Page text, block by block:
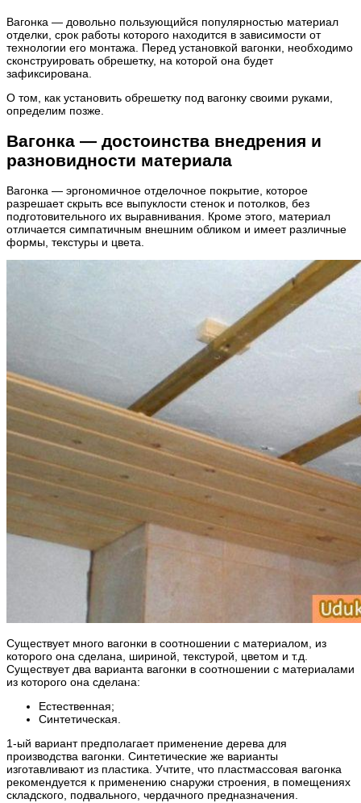
Вагонка — довольно пользующийся популярностью материал
отделки, срок работы которого находится в зависимости от
технологии его монтажа. Перед установкой вагонки, необходимо
сконструировать обрешетку, на которой она будет
зафиксирована.
О том, как установить обрешетку под вагонку своими руками,
определим позже.
Вагонка — достоинства внедрения и
разновидности материала
Вагонка — эргономичное отделочное покрытие, которое
разрешает скрыть все выпуклости стенок и потолков, без
подготовительного их выравнивания. Кроме этого, материал
отличается симпатичным внешним обликом и имеет различные
формы, текстуры и цвета.
Существует много вагонки в соотношении с материалом, из
которого она сделана, шириной, текстурой, цветом и т.д.
Существует два варианта вагонки в соотношении с материалами
из которого она сделана:
Естественная;
Синтетическая.
1-ый вариант предполагает применение дерева для
производства вагонки. Синтетические же варианты
изготавливают из пластика. Учтите, что пластмассовая вагонка
рекомендуется к применению снаружи строения, в помещениях
складского, подвального, чердачного предназначения.